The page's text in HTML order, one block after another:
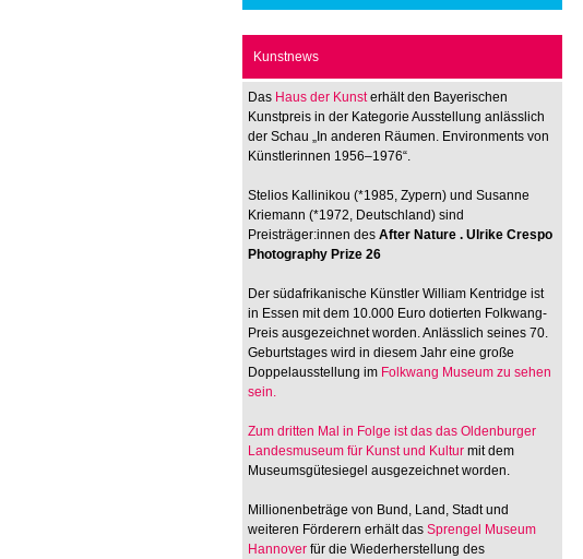
Kunstnews
Das Haus der Kunsterhält den Bayerischen
Kunstpreis in der Kategorie Ausstellung anlässlich
der Schau „In anderen Räumen. Environments von
Künstlerinnen 1956–1976“.
Stelios Kallinikou (*1985, Zypern) und Susanne
Kriemann (*1972, Deutschland) sind
Preisträger:innen des After Nature . Ulrike Crespo
Photography Prize 26
Der südafrikanische Künstler William Kentridge ist
in Essen mit dem 10.000 Euro dotierten Folkwang-
Preis ausgezeichnet worden. Anlässlich seines 70.
Geburtstages wird in diesem Jahr eine große
Doppelausstellung im Folkwang Museum zu sehen
sein.
Zum dritten Mal in Folge ist das das Oldenburger
Landesmuseum für Kunst und Kultur mit dem
Museumsgütesiegel ausgezeichnet worden.
Millionenbeträge von Bund, Land, Stadt und
weiteren Förderern erhält das Sprengel Museum
Hannover für die Wiederherstellung des